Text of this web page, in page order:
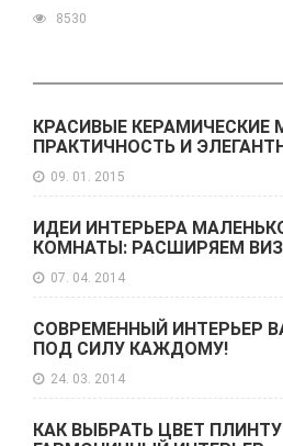
8530
КРАСИВЫЕ КЕРАМИЧЕСКИЕ
ПРАКТИЧНОСТЬ И
09. 01. 2015
ИДЕИ ИНТЕРЬЕРА
КОМНАТЫ: РАСШИРЯЕМ
07. 04. 2014
СОВРЕМЕННЫЙ ИНТЕРЬЕР
ПОД СИЛУ КАЖДОМУ!
24. 03. 2014
КАК ВЫБРАТЬ ЦВЕТ